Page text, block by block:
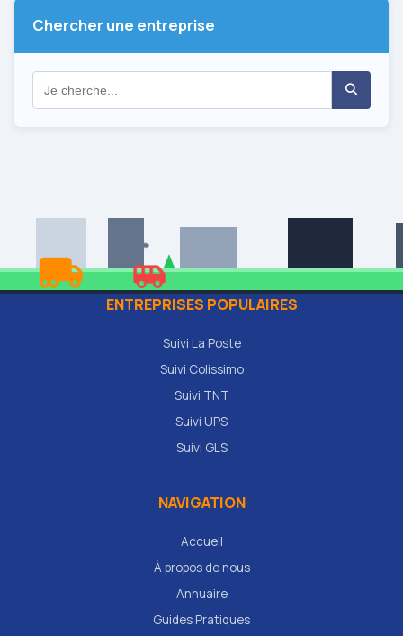
Chercher une entreprise
ENTREPRISES POPULAIRES
Suivi La Poste
Suivi Colissimo
Suivi TNT
Suivi UPS
Suivi GLS
NAVIGATION
Accueil
À propos de nous
Annuaire
Guides Pratiques